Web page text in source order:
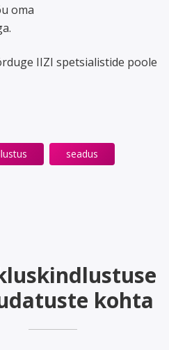
oma
IIZI spetsialistide poole
seadus
kohta